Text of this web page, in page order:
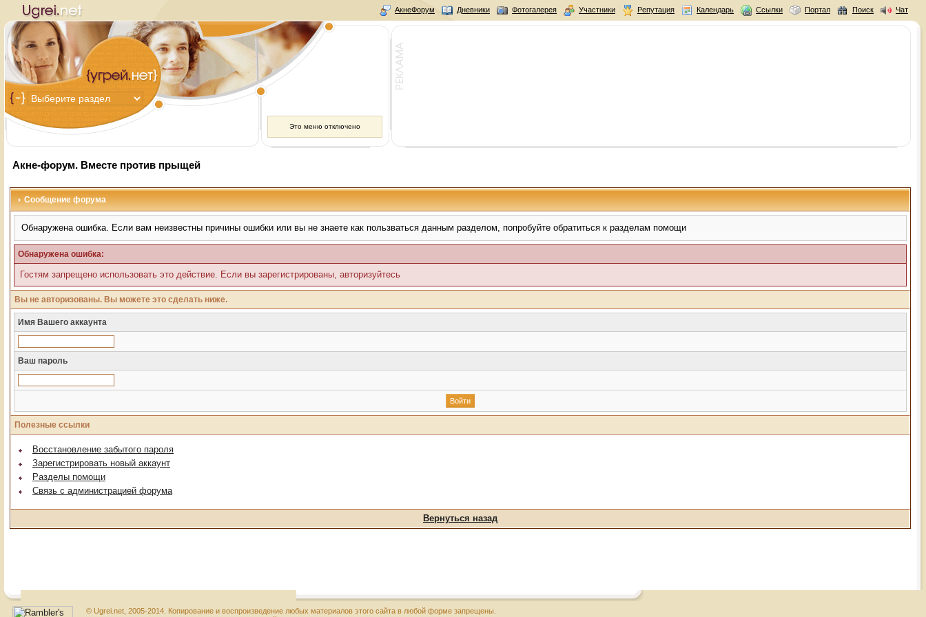
АкнеФорум Дневники Фотогалерея Участники Репутация Календарь Ссылки Портал Поиск Чат
Это меню отключено
Акне-форум. Вместе против прыщей
Сообщение форума
Обнаружена ошибка. Если вам неизвестны причины ошибки или вы не знаете как пользваться данным разделом, попробуйте обратиться к разделам помощи
Обнаружена ошибка:
Гостям запрещено использовать это действие. Если вы зарегистрированы, авторизуйтесь
Вы не авторизованы. Вы можете это сделать ниже.
Имя Вашего аккаунта
Ваш пароль
Полезные ссылки
Восстановление забытого пароля
Зарегистрировать новый аккаунт
Разделы помощи
Связь с администрацией форума
Вернуться назад
© Ugrei.net, 2005-2014. Копирование и воспроизведение любых материалов этого сайта в любой форме запрещены.